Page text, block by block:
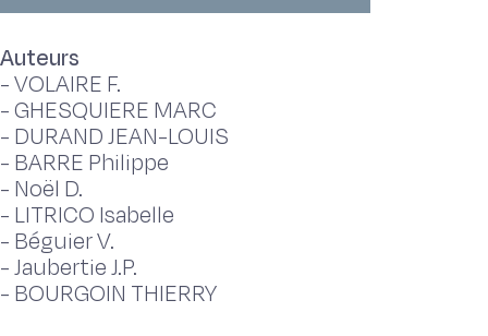
Auteurs
-VOLAIRE F.
-GHESQUIERE MARC
- DURAND JEAN-LOUIS
- BARRE Philippe
- Noël D.
- LITRICO Isabelle
- Béguier V.
-Jaubertie J.P.
- BOURGOIN THIERRY